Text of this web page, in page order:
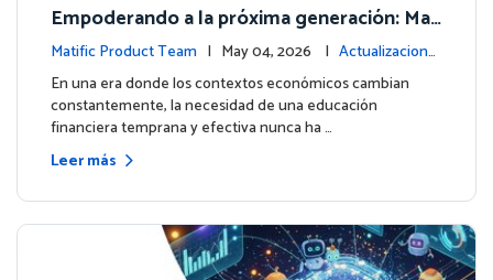
Empoderando a la próxima generación: Mat
ific lanza un curso integral de Educación Fin
anciera
Matific Product Team | May 04, 2026 | Actualizacione
s de la plataforma
En una era donde los contextos económicos cambian
constantemente, la necesidad de una educación
financiera temprana y efectiva nunca ha …
Leer más